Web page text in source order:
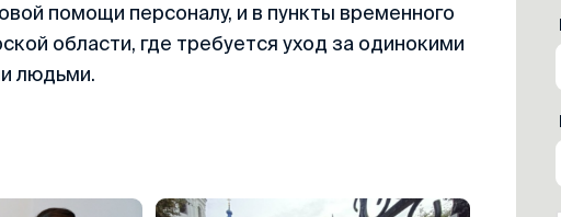
помощи персоналу, и в пункты временного
области, где требуется уход за одинокими
людьми.